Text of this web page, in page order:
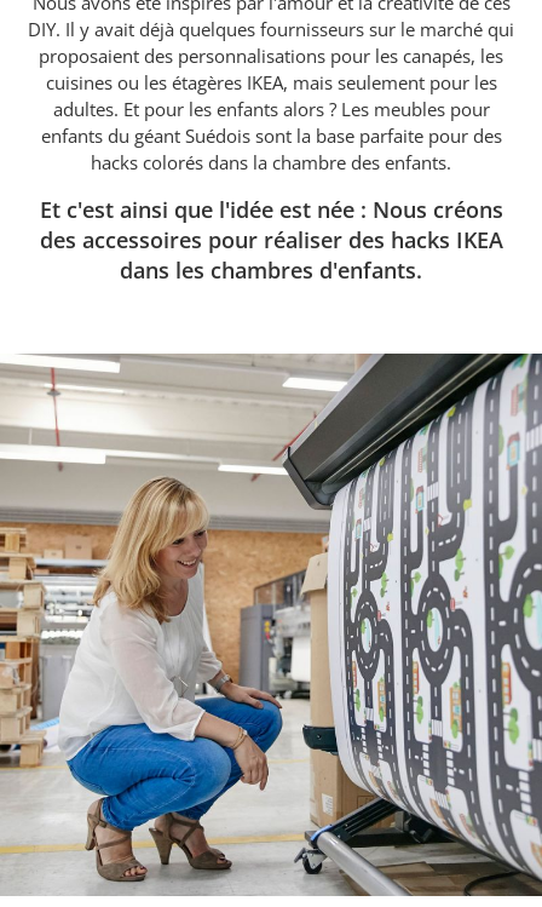
DIY. Il y avait déjà quelques fournisseurs sur le marché qui
proposaient des personnalisations pour les canapés, les
cuisines ou les étagères IKEA, mais seulement pour les
adultes. Et pour les enfants alors ? Les meubles pour
enfants du géant Suédois sont la base parfaite pour des
hacks colorés dans la chambre des enfants.
Et c'est ainsi que l'idée est née : Nous créons
des accessoires pour réaliser des hacks IKEA
dans les chambres d'enfants.